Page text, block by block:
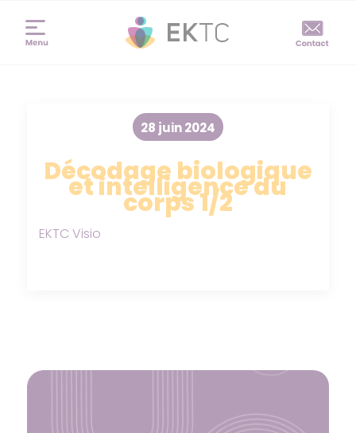
Décodage biologique
et intelligence du
corps 1/2
28 juin 2024
EKTC Visio